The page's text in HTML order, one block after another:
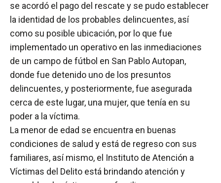
se acordó el pago del rescate y se pudo establecer
la identidad de los probables delincuentes, así
como su posible ubicación, por lo que fue
implementado un operativo en las inmediaciones
de un campo de fútbol en San Pablo Autopan,
donde fue detenido uno de los presuntos
delincuentes, y posteriormente, fue asegurada
cerca de este lugar, una mujer, que tenía en su
poder a la víctima.
La menor de edad se encuentra en buenas
condiciones de salud y está de regreso con sus
familiares, así mismo, el Instituto de Atención a
Víctimas del Delito está brindando atención y